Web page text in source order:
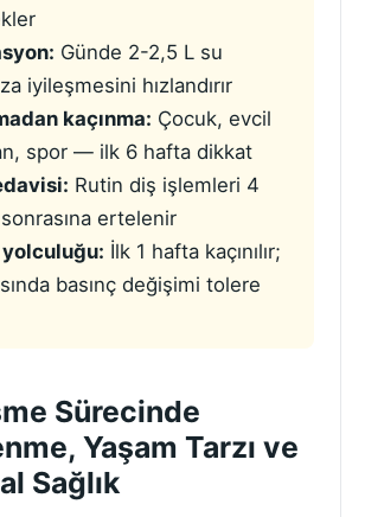
Günde 2-2,5 L su
iyileşmesini hızlandırır
kaçınma: Çocuk, evcil
spor — ilk 6 hafta dikkat
Rutin diş işlemleri 4
ertelenir
İlk 1 hafta kaçınılır;
basınç değişimi tolere
Sürecinde
Yaşam Tarzı ve
Sağlık